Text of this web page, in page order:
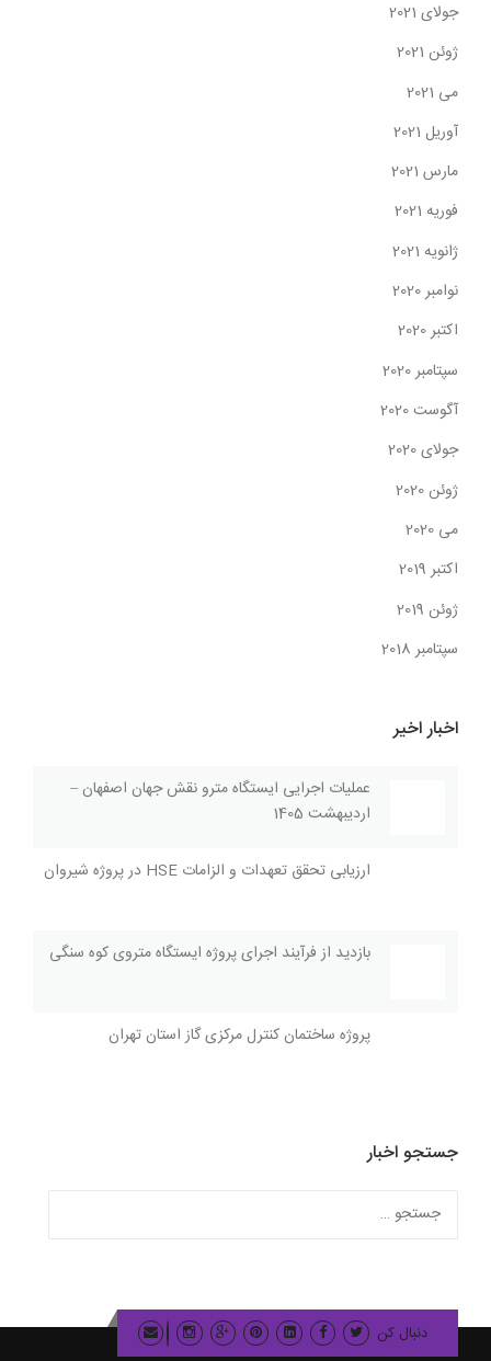
جولای 2021
ژوئن 2021
می 2021
آوریل 2021
مارس 2021
فوریه 2021
ژانویه 2021
نوامبر 2020
اکتبر 2020
سپتامبر 2020
آگوست 2020
جولای 2020
ژوئن 2020
می 2020
اکتبر 2019
ژوئن 2019
سپتامبر 2018
اخبار اخیر
عملیات اجرایی ایستگاه مترو نقش جهان اصفهان –
اردیبهشت 1405
ارزیابی تحقق تعهدات و الزامات HSE در پروژه شیروان
بازديد از فرآیند اجراى پروژه ايستگاه متروی کوه سنگی
پروژه ساختمان کنترل مرکزی گاز استان تهران
جستجو اخبار
برای:
دنبال کن